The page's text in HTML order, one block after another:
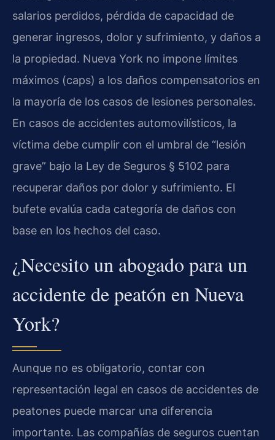
salarios perdidos, pérdida de capacidad de
generar ingresos, dolor y sufrimiento, y daños a
la propiedad. Nueva York no impone límites
máximos (caps) a los daños compensatorios en
la mayoría de los casos de lesiones personales.
En casos de accidentes automovilísticos, la
víctima debe cumplir con el umbral de “lesión
grave” bajo la Ley de Seguros § 5102 para
recuperar daños por dolor y sufrimiento. El
bufete evalúa cada categoría de daños con
base en los hechos del caso.
¿Necesito un abogado para un
accidente de peatón en Nueva
York?
Aunque no es obligatorio, contar con
representación legal en casos de accidentes de
peatones puede marcar una diferencia
importante. Las compañías de seguros cuentan